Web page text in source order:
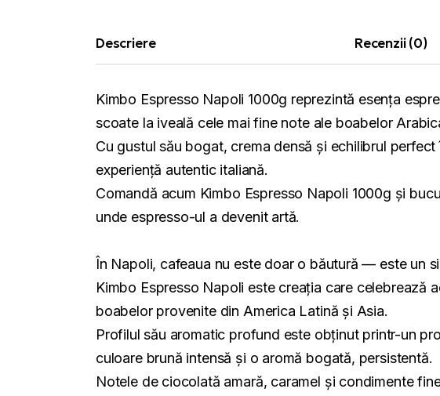
Descriere Recenzii (0)
Kimbo Espresso Napoli 1000g reprezintă esența
scoate la iveală cele mai fine note ale boabelor
Cu gustul său bogat, crema densă și echilibrul
experiență autentic italiană.
Comandă acum Kimbo Espresso Napoli 1000g și
unde espresso-ul a devenit artă.
În Napoli, cafeaua nu este doar o băutură — este un
Kimbo Espresso Napoli este creația care celebrează
boabelor provenite din America Latină și Asia.
Profilul său aromatic profund este obținut printr-un
culoare brună intensă și o aromă bogată, persistentă.
Notele de ciocolată amară, caramel și condimente